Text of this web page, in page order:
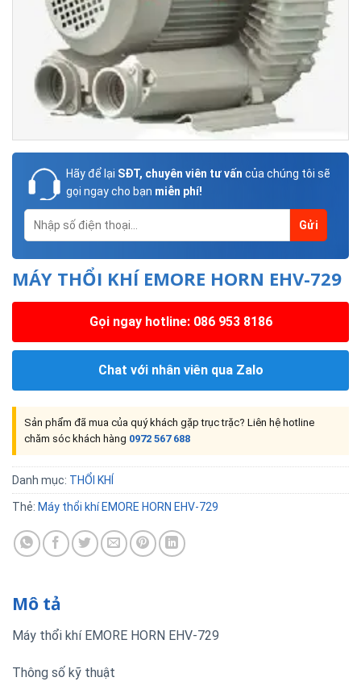
Hãy để lại SĐT, chuyên viên tư vấn của chúng tôi sẽ
gọi ngay cho bạn miễn phí!
MÁY THỔI KHÍ EMORE HORN EHV-729
Gọi ngay hotline: 086 953 8186
Chat với nhân viên qua Zalo
Sản phẩm đã mua của quý khách gặp trục trặc? Liên hệ hotline
chăm sóc khách hàng 0972 567 688
Danh mục: THỔI KHÍ
Thẻ: Máy thổi khí EMORE HORN EHV-729
Mô tả
Máy thổi khí EMORE HORN EHV-729
Thông số kỹ thuật